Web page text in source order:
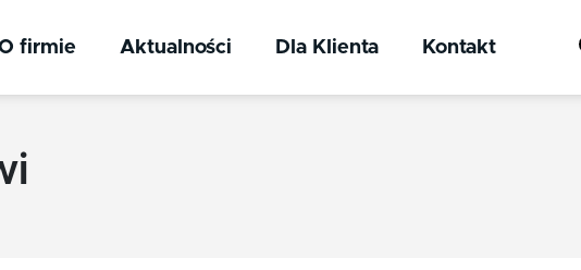
firmie Aktualności Dla Klienta Kontakt